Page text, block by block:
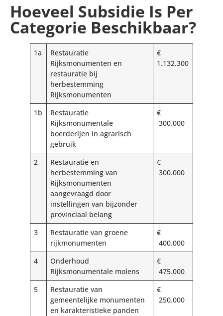
Hoeveel Subsidie Is Per
Categorie Beschikbaar?
1a
Restauratie
Rijksmonumenten en
restauratie bij
herbestemming
Rijksmonumenten
€
1.132.300
1b
Restauratie
Rijksmonumentale
boerderijen in agrarisch
gebruik
€
300.000
2
Restauratie en
herbestemming van
Rijksmonumenten
aangevraagd door
instellingen van bijzonder
provinciaal belang
€
300.000
3
Restauratie van groene
rijkmonumenten
€
400.000
4
Onderhoud
Rijksmonumentale molens
€
475.000
5
Restauratie van
gemeentelijke monumenten
en karakteristieke panden
€
250.000